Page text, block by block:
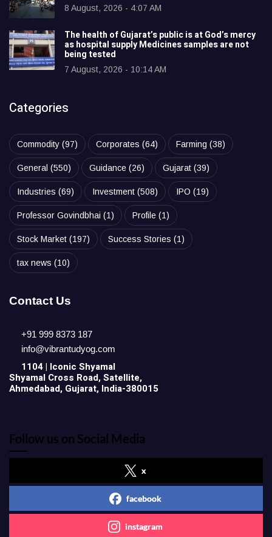
8 August, 2026 - 4:07 AM
The health of Gujarat’s public is at God’s mercy
as hospital supply Medicines samples are not
being tested
7 August, 2026 - 10:14 AM
Categories
Commodity (97) Corporates (64) Farming (38)
General (550) Guidance (26) Gujarat (39)
Industries (69) Investment (508) IPO (19)
Professor Govindbhai (1) Profile (1)
Stock Market (197) Success Stories (1)
tax news (10)
Contact Us
+91 999 8373 187
info@vibrantudyog.com
1104 | Iconic Shyamal
Shyamal Cross Road, Satellite,
Ahmedabad, Gujarat, India-380015
Follow us on Social Media
x
facebook
instagram